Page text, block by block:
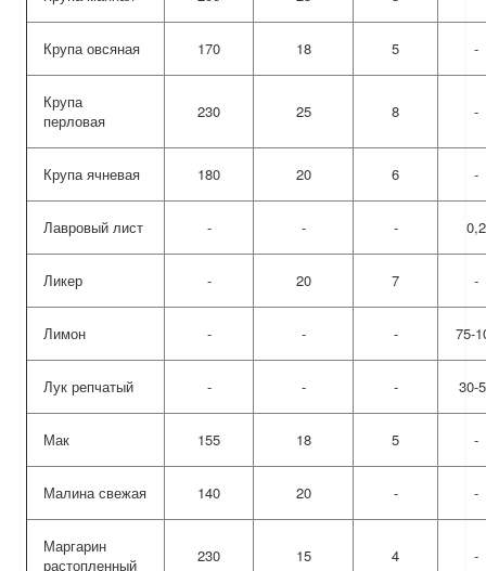
Крупа овсяная 170 18 5 -
Крупа
перловая
230 25 8 -
Крупа ячневая 180 20 6 -
Лавровый лист - - - 0,2
Ликер - 20 7 -
Лимон - - - 75-
Лук репчатый - - - 30-
Мак 155 18 5 -
Малина свежая 140 20 - -
Маргарин
растопленный
230 15 4 -